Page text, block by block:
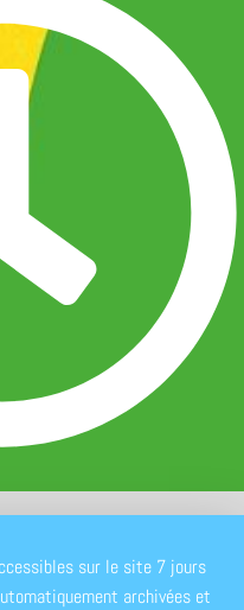
sur le site 7 jours
archivées et